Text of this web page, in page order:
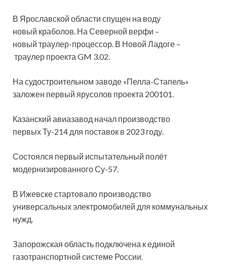
В Ярославской области спущен на воду
новый краболов. На Северной верфи –
новый траулер-процессор. В Новой Ладоге –
траулер проекта GM 3.02.
На судостроительном заводе «Пелла-Стапель»
заложен первый ярусолов проекта 200101.
Казанский авиазавод начал производство
первых Ту-214 для поставок в 2023 году.
Состоялся первый испытательный полёт
модернизированного Су-57.
В Ижевске стартовало производство
универсальных электромобилей для коммунальных
нужд.
Запорожская область подключена к единой
газотранспортной системе России.